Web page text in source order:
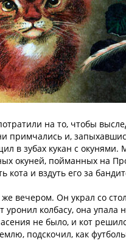
на то, чтобы
примчались и,
в зубах кукан с
окуней, пойманных на
кота и вздуть его за
вечером. Он украл со
уронил колбасу, она
не было, и кот
подскочил, как